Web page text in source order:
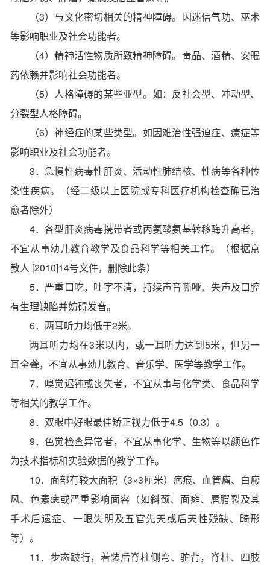
（3）与文化密切相关的精神障碍。因迷信气功、巫术
等影响职业及社会功能者。
（4）精神活性物质所致精神障碍。毒品、酒精、安眠
药依赖并影响社会功能者。
（5）人格障碍的某些亚型。如：反社会型、冲动型、
分裂型人格障碍。
（6）神经症的某些类型。如因难治性强迫症、癔症等
影响职业及社会功能者。
3．急慢性病毒性肝炎、活动性肺结核、性病等各种传
染性疾病。（经二级以上医院或专科医疗机构检查确已治
愈者除外）
4．各型肝炎病毒携带者或丙氨酸氨基转移酶升高者，
不宜从事幼儿教育教学及食品科学等相关工作。（根据京
教人 [2010]14号文件，删除此条）
5．严重口吃，吐字不清，持续声音嘶哑、失声及口腔
有生理缺陷并妨碍发音。
6．两耳听力均低于2米。
两耳听力均在3米以内，或一耳听力达到5米，但另一
耳全聋，不宜从事幼儿教育、音乐学、医学等教学工作。
7．嗅觉迟钝或丧失者，不宜从事与化学类、食品科学
等相关的教学工作。
8．双眼中好眼最佳矫正视力低于4.5（0.3）。
9．色觉检查异常者，不宜从事化学、生物等以颜色作
为技术指标和实验数据的教学工作。
10．面部有较大面积（3×3厘米）疤痕、血管瘤、白癜
风、色素痣或严重影响面容（如斜颈、面瘫、唇腭裂及其
手术后遗症、一眼失明及五官先天或后天性残缺、畸形
等）。
11．步态跛行，着装后脊柱侧弯、驼背，脊柱、四肢